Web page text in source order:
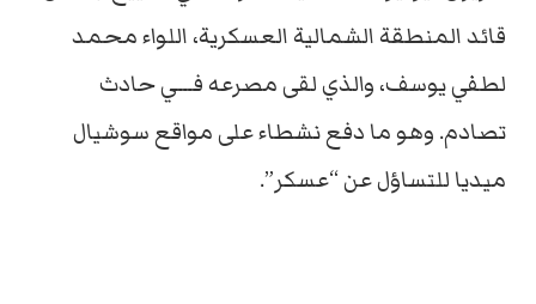
قائد المنطقة الشمالية العسكرية، اللواء محمد
لطفي يوسف، والذي لقى مصرعه فـــي حادث
تصادم. وهو ما دفع نشطاء على مواقع سوشيال
ميديا للتساؤل عن “عسكر”.